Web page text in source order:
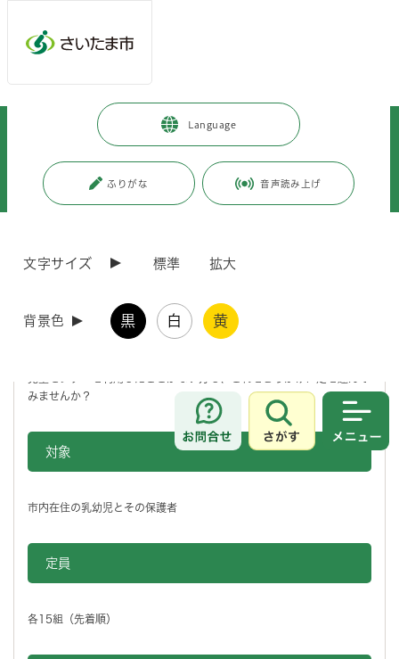
Language
ふりがな 音声読み上げ
文字サイズ 標準 拡大
背景色 黒 白 黄
お問合せ
さがす
健康・医療・福祉 > 健康・医療
> 相談・教室
にしっこさんいらっしゃい！育児相談＆ミニ講話in馬宮児童センター（西
こどもの育児、食事、歯のことや、ママの体のことをお話しします。
みませんか？
対象
市内在住の乳幼児とその保護者
定員
各15組（先着順）